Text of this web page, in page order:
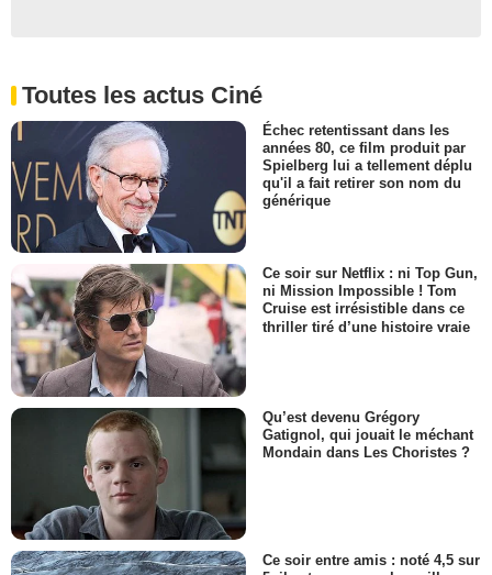
Toutes les actus Ciné
Échec retentissant dans les
années 80, ce film produit par
Spielberg lui a tellement déplu
qu'il a fait retirer son nom du
générique
Ce soir sur Netflix : ni Top Gun,
ni Mission Impossible ! Tom
Cruise est irrésistible dans ce
thriller tiré d’une histoire vraie
Qu’est devenu Grégory
Gatignol, qui jouait le méchant
Mondain dans Les Choristes ?
Ce soir entre amis : noté 4,5 sur